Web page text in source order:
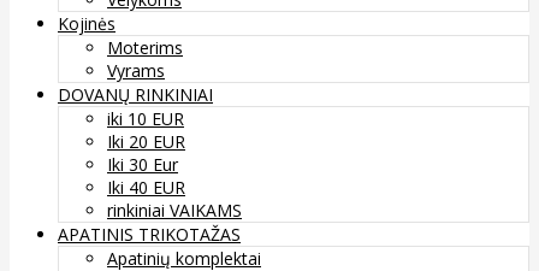
Kojinės
Moterims
Vyrams
DOVANŲ RINKINIAI
iki 10 EUR
Iki 20 EUR
Iki 30 Eur
Iki 40 EUR
rinkiniai VAIKAMS
APATINIS TRIKOTAŽAS
Apatinių komplektai